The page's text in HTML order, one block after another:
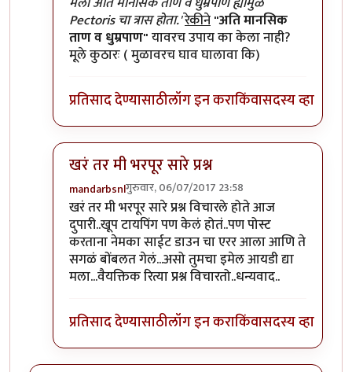
Pectoris चा त्रास होता.' रेकीने"अति मानसिक
ताण व धुम्रपाण"यावरच उपाय का केला नाही?
मूले कुठारः ( मुळावरच घाव घालावा कि)
प्रतिसाद देण्यासाठीलॉग इन कराकिंवासदस्य व्हा
खरं तर मी भरपूर सारे प्रश्न
mandarbsnlगुरुवार, 06/07/2017 23:58
In reply toहा लेख वाचल्यावर कुतुहलby
खरं तर मी भरपूर सारे प्रश्न विचारले होते आज
दुपारी..खूप टायपिंग पण केलं होतं..पण पोस्ट
करताना नेमका साईट डाउन चा एरर आला आणि ते
सगळं बोंबलत गेलं...असो तुमचा इमेल आयडी द्या
मला...वैयक्तिक रित्या प्रश्न विचारतो..धन्यवाद..
प्रतिसाद देण्यासाठीलॉग इन कराकिंवासदस्य व्हा